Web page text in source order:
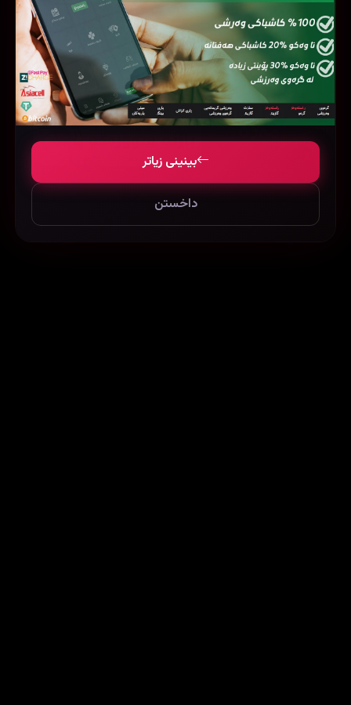
93156
25378
74479
بینینی زیاتر
داخستن